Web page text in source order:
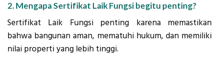
2. Mengapa Sertifikat Laik Fungsi begitu penting?
Sertifikat Laik Fungsi penting karena memastikan
bahwa bangunan aman, mematuhi hukum, dan memiliki
nilai properti yang lebih tinggi.